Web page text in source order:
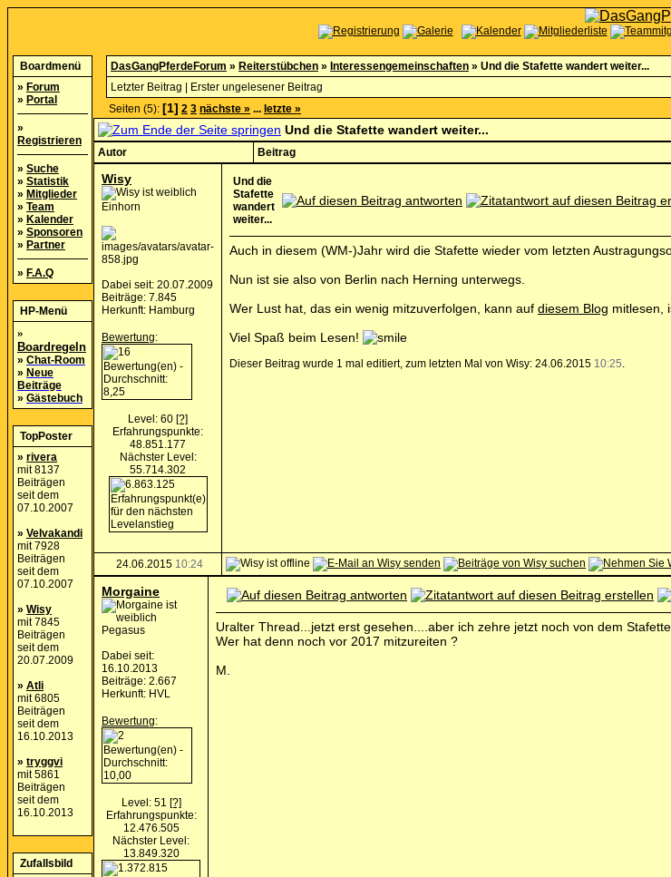
Boardmenü
» Forum
» Portal
»
Registrieren
» Suche
» Statistik
» Mitglieder
» Team
» Kalender
» Sponsoren
» Partner
» F.A.Q
HP-Menü
»
Boardregeln
» Chat-Room
» Neue
Beiträge
» Gästebuch
TopPoster
» rivera
mit 8137
Beiträgen
seit dem
07.10.2007
» Velvakandi
mit 7928
Beiträgen
seit dem
07.10.2007
» Wisy
mit 7845
Beiträgen
seit dem
20.07.2009
» Atli
mit 6805
Beiträgen
seit dem
16.10.2013
» tryggvi
mit 5861
Beiträgen
seit dem
16.10.2013
Zufallsbild
DasGangPferdeForum » Reiterstübchen » Interessengemeinschaften » Und die Stafette wandert weiter...
Letzter Beitrag
Erster ungelesener Beitrag
Seiten (5): [1] 2 3 nächste » ... letzte »
Und die Stafette wandert weiter...
Autor Beitrag
Wisy
Einhorn
Dabei seit: 20.07.2009
Beiträge: 7.845
Herkunft: Hamburg
Bewertung:
Level: 60 [?]
Erfahrungspunkte:
48.851.177
Nächster Level:
55.714.302
Und die
Stafette
wandert
weiter...
Auch in diesem (WM-)Jahr wird die Stafette wieder vom letzten
Nun ist sie also von Berlin nach Herning unterwegs.
Wer Lust hat, das ein wenig mitzuverfolgen, kann auf diesem Blog mitlesen,
Viel Spaß beim Lesen!
Dieser Beitrag wurde 1 mal editiert, zum letzten Mal von Wisy: 24.06.2015 10:25.
24.06.2015 10:24
Morgaine
Pegasus
Dabei seit:
16.10.2013
Beiträge: 2.667
Herkunft: HVL
Bewertung:
Level: 51 [?]
Erfahrungspunkte:
12.476.505
Nächster Level:
13.849.320
Uralter Thread...jetzt erst gesehen....aber ich zehre jetzt noch von dem
Wer hat denn noch vor 2017 mitzureiten ?
M.